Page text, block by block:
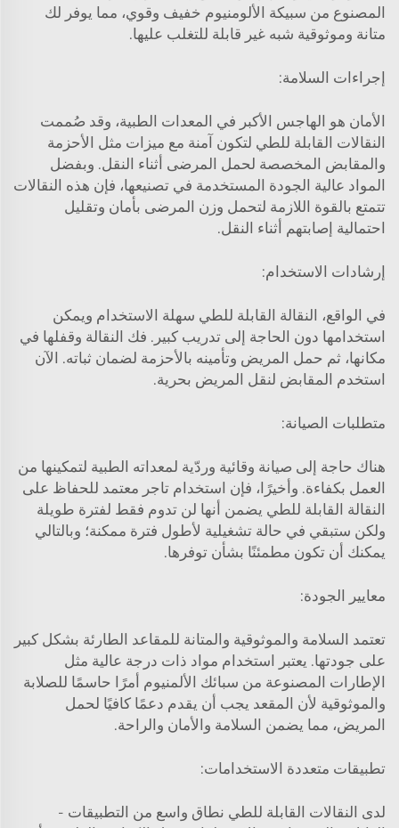
المصنوع من سبيكة الألومنيوم خفيف وقوي، مما يوفر لك
متانة وموثوقية شبه غير قابلة للتغلب عليها.
إجراءات السلامة:
الأمان هو الهاجس الأكبر في المعدات الطبية، وقد صُممت
النقالات القابلة للطي لتكون آمنة مع ميزات مثل الأحزمة
والمقابض المخصصة لحمل المرضى أثناء النقل. وبفضل
المواد عالية الجودة المستخدمة في تصنيعها، فإن هذه النقالات
تتمتع بالقوة اللازمة لتحمل وزن المرضى بأمان وتقليل
احتمالية إصابتهم أثناء النقل.
إرشادات الاستخدام:
في الواقع، النقالة القابلة للطي سهلة الاستخدام ويمكن
استخدامها دون الحاجة إلى تدريب كبير. فك النقالة وقفلها في
مكانها، ثم حمل المريض وتأمينه بالأحزمة لضمان ثباته. الآن
استخدم المقابض لنقل المريض بحرية.
متطلبات الصيانة:
هناك حاجة إلى صيانة وقائية وردّية لمعداته الطبية لتمكينها من
العمل بكفاءة. وأخيرًا، فإن استخدام تاجر معتمد للحفاظ على
النقالة القابلة للطي يضمن أنها لن تدوم فقط لفترة طويلة
ولكن ستبقي في حالة تشغيلية لأطول فترة ممكنة؛ وبالتالي
يمكنك أن تكون مطمئنًا بشأن توفرها.
معايير الجودة:
تعتمد السلامة والموثوقية والمتانة للمقاعد الطارئة بشكل كبير
على جودتها. يعتبر استخدام مواد ذات درجة عالية مثل
الإطارات المصنوعة من سبائك الألمنيوم أمرًا حاسمًا للصلابة
والموثوقية لأن المقعد يجب أن يقدم دعمًا كافيًا لحمل
المريض، مما يضمن السلامة والأمان والراحة.
تطبيقات متعددة الاستخدامات:
لدى النقالات القابلة للطي نطاق واسع من التطبيقات -